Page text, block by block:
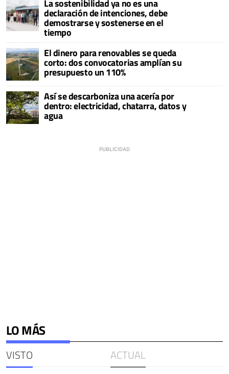
La sostenibilidad ya no es una
declaración de intenciones, debe
demostrarse y sostenerse en el
tiempo
El dinero para renovables se queda
corto: dos convocatorias amplían su
presupuesto un 110%
Así se descarboniza una acería por
dentro: electricidad, chatarra, datos y
agua
LO MÁS
VISTO ACTUAL